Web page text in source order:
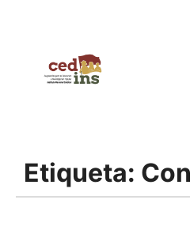
Etiqueta: